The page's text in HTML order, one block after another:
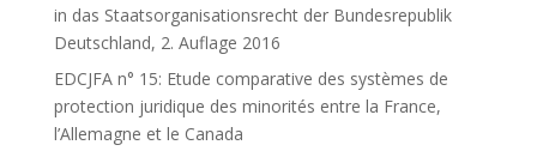
in das Staatsorganisationsrecht der Bundesrepublik
Deutschland, 2. Auflage 2016
EDCJFA n° 15: Etude comparative des systèmes de
protection juridique des minorités entre la France,
l’Allemagne et le Canada